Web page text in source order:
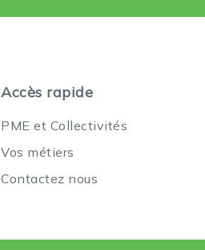
Accès rapide
PME et Collectivités
Vos métiers
Contactez nous